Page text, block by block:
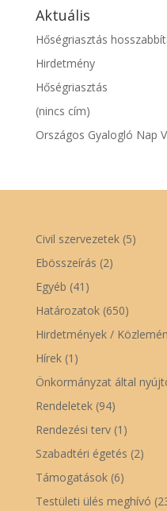
Aktuális
Hőségriasztás
Hirdetmény
Hőségriasztás
(nincs cím)
Országos Gyalogló Nap
Civil szervezetek(5)
Ebösszeírás (2)
Egyéb (41)
Határozatok(650)
Hirdetmények /
Hírek(1)
Önkormányzat által
Rendeletek(94)
Rendezési terv(1)
Szabadtéri égetés (2)
Támogatások(6)
Testületi ülés meghívó